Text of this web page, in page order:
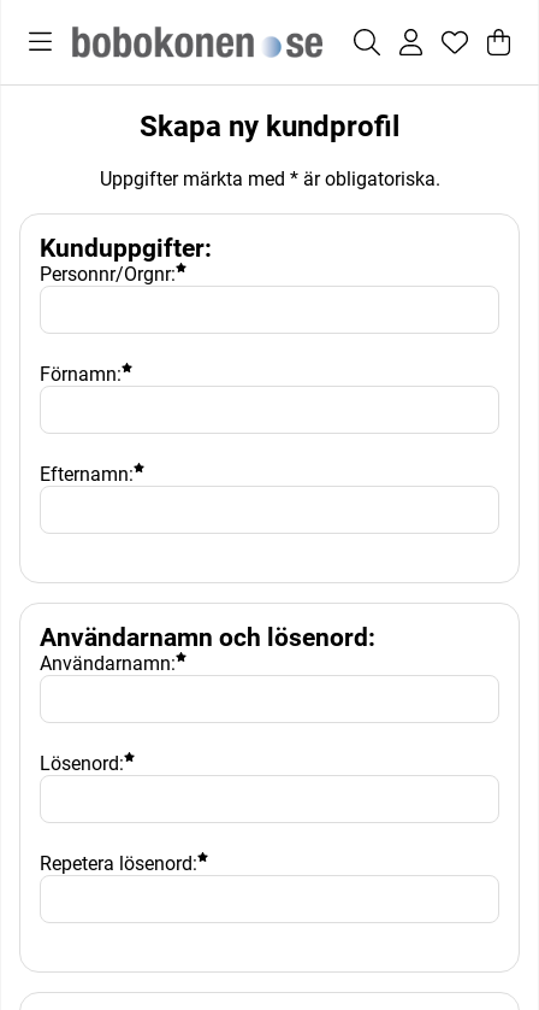
.
Skapa ny kundprofil
Uppgifter märkta med * är obligatoriska.
Kunduppgifter:
Personnr/Orgnr:
Förnamn:
Efternamn:
Användarnamn och lösenord :
Användarnamn:
Lösenord:
Repetera lösenord: